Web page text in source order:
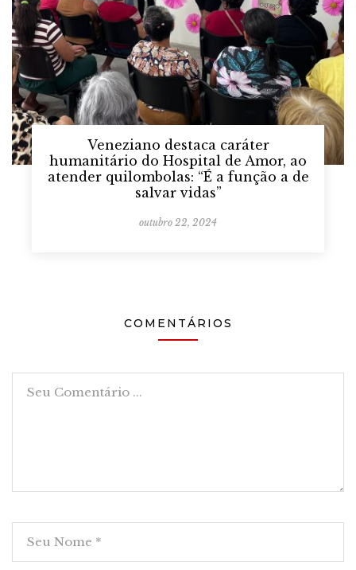
Veneziano destaca caráter
humanitário do Hospital de Amor, ao
atender quilombolas: “É a função a de
salvar vidas”
outubro 22, 2024
COMENTÁRIOS